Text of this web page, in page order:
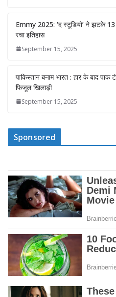
Emmy 2025: ‘द स्टूडियो’ ने झटके
रचा इतिहास
September 15, 2025
पाकिस्तान बनाम भारत : हार के बाद
फिजूल खिलाड़ी
September 15, 2025
Sponsored